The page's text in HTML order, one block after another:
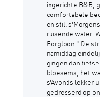
ingerichte B&B,
comfortabele
en stil.
ruisende water.
Borgloon " De
namiddag
gingen dan
bloesems, het
s'Avonds lekker
gedresserd op